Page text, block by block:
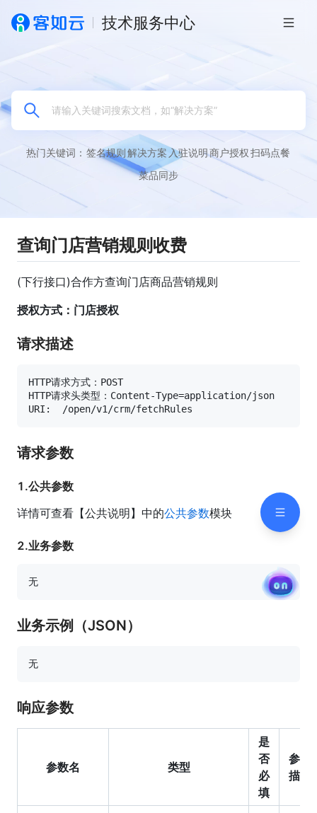
技术服务中心
热门关键词： 签名规则解决方案 入驻说明商户授权扫码点餐
菜品同步
查询门店营销规则 收费
(下行接口)合作方查询门店商品营销规则
授权方式：门店授权
请求描述
HTTP请求方式：POST
HTTP请求头类型：Content-Type=application/json
请求参数
1.公共参数
详情可查看【公共说明】中的公共参数模块
2.业务参数
业务示例（JSON）
响应参数
参数名 类型
是
否
必
填
参数
描述